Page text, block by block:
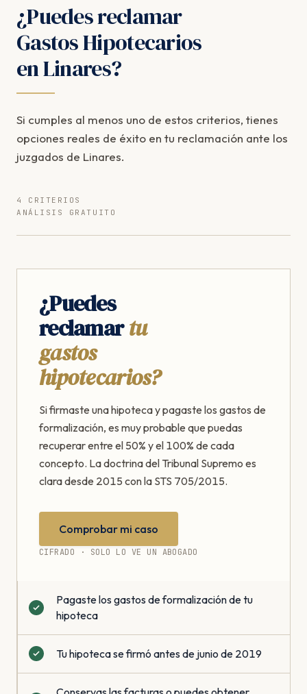
¿Puedes reclamar
Gastos Hipotecarios
en Linares?
Si cumples al menos uno de estos criterios, tienes
opciones reales de éxito en tu reclamación ante los
juzgados de Linares.
4 CRITERIOS
ANÁLISIS GRATUITO
¿Puedes
reclamartu
gastos
hipotecarios?
Si firmaste una hipoteca y pagaste los gastos de
formalización, es muy probable que puedas
recuperar entre el 50% y el 100% de cada
concepto. La doctrina del Tribunal Supremo es
clara desde 2015 con la STS 705/2015.
Comprobar mi caso
CIFRADO · SOLO LO VE UN ABOGADO
Pagaste los gastos de formalización de tu
hipoteca
Tu hipoteca se firmó antes de junio de 2019